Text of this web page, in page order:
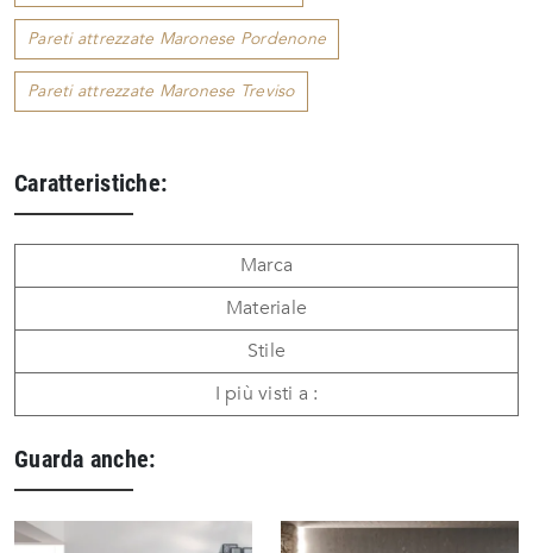
Pareti attrezzate Maronese Pordenone
Pareti attrezzate Maronese Treviso
Caratteristiche:
Marca
Materiale
Stile
I più visti a :
Guarda anche: